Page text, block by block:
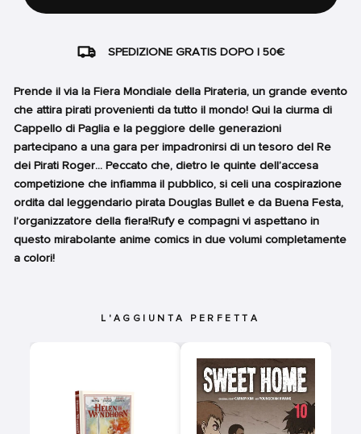
SPEDIZIONE GRATIS DOPO I 50€
Prende il via la Fiera Mondiale della Pirateria, un grande evento
che attira pirati provenienti da tutto il mondo! Qui la ciurma di
Cappello di Paglia e la peggiore delle generazioni
partecipano a una gara per impadronirsi di un tesoro del Re
dei Pirati Roger... Peccato che, dietro le quinte dell’accesa
competizione che infiamma il pubblico, si celi una cospirazione
ordita dal leggendario pirata Douglas Bullet e da Buena Festa,
l’organizzatore della fiera!Rufy e compagni vi aspettano in
questo mirabolante anime comics in due volumi completamente
a colori!
L'AGGIUNTA PERFETTA